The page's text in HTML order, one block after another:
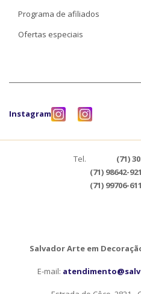
Programa de afiliados
Ofertas especiais
Instagram
Tel.
(71)
(71) 98642-
(71) 99706-
Salvador Arte em Decoração
E-mail: